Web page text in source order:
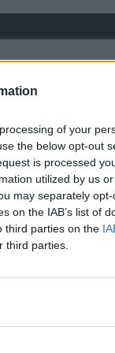
of your
the below opt-out
is processed
utilized by us
may separately
on the IAB’s list of
third parties on the
third parties.
13
av
som kan orsaka
och sedan
kissar på en gång
i bussen eller inne